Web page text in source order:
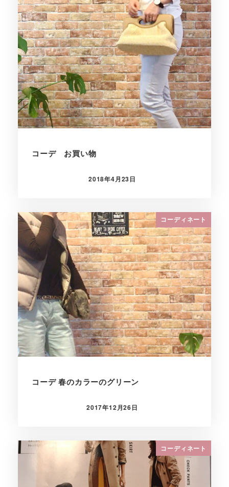
コーデ お買い物
投稿日
2018年4月23日
コーディネート
コーデ 春のカラーのグリーン
投稿日
2017年12月26日
コーディネート